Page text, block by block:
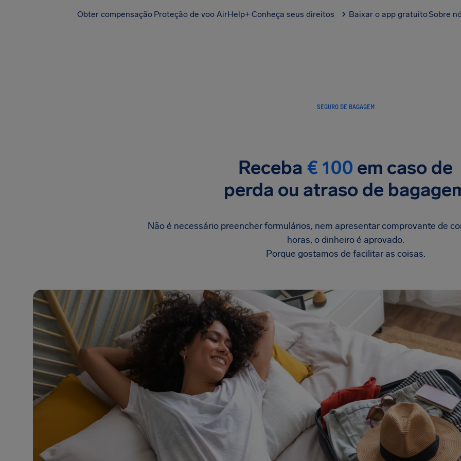
Obter compensação Proteção de voo AirHelp+ Conheça seus direitos Baixar o app gratuitoSobre
SEGURO DE BAGAGEM
Receba € 100 em caso de
perda ou atraso de
Não é necessário preencher formulários, nem apresentar comprovante de
horas, o dinheiro é aprovado.
Porque gostamos de facilitar as coisas.